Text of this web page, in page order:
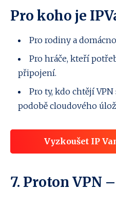
Pro koho je
Pro rodiny a
Pro hráče, kteří
připojení.
Pro ty, kdo chtějí
podobě cloudového
Vyzkoušet IP
7. Proton VPN